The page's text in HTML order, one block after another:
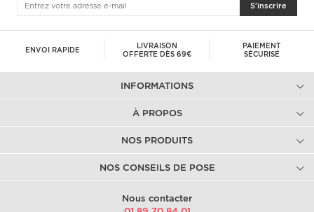
S'inscrire
ENVOI RAPIDE
LIVRAISON
OFFERTE DÈS 69€
PAIEMENT
SÉCURISÉ
INFORMATIONS
À PROPOS
NOS PRODUITS
NOS CONSEILS DE POSE
Nous contacter